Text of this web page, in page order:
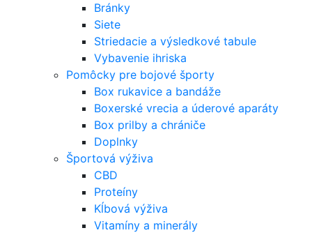
Bránky
Siete
Striedacie a výsledkové tabule
Vybavenie ihriska
Pomôcky pre bojové športy
Box rukavice a bandáže
Boxerské vrecia a úderové aparáty
Box prilby a chrániče
Doplnky
Športová výživa
CBD
Proteíny
Kĺbová výživa
Vitamíny a minerály